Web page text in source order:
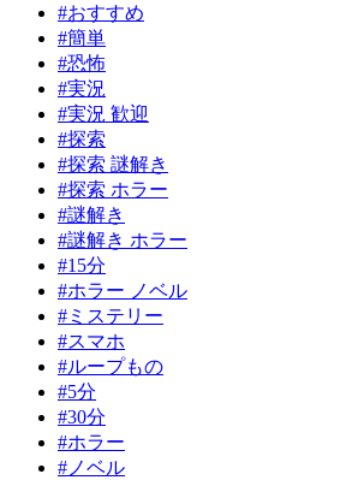
#おすすめ
#簡単
#恐怖
#実況
#実況 歓迎
#探索
#探索 謎解き
#探索 ホラー
#謎解き
#謎解き ホラー
#15分
#ホラー ノベル
#ミステリー
#スマホ
#ループもの
#5分
#30分
#ホラー
#ノベル